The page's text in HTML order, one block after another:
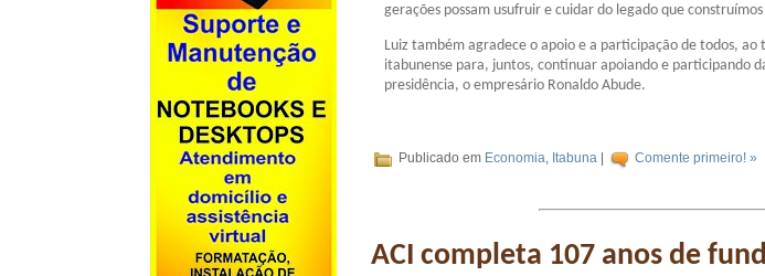
gerações possam usufruir e cuidar do legado que construímos
Luiz também agradece o apoio e a participação de todos,
itabunense para, juntos, continuar apoiando e participando
presidência, o empresário Ronaldo Abude.
Publicado em Economia, Itabuna | Comente primeiro! »
ACI completa 107 anos de